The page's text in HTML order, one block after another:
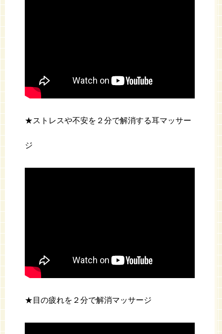
★ストレスや不安を２分で解消する耳マッサー
ジ
★目の疲れを２分で解消マッサージ